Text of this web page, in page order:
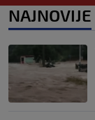
NAJNOVIJE